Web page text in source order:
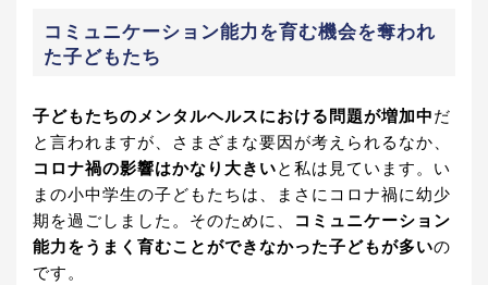
コミュニケーション能力を育む機会を奪われ
た子どもたち
子どもたちのメンタルヘルスにおける問題が増加中だ
と言われますが、さまざまな要因が考えられるなか、
コロナ禍の影響はかなり大きいと私は見ています。い
まの小中学生の子どもたちは、まさにコロナ禍に幼少
期を過ごしました。そのために、
コミュニケーション
能力をうまく育むことができなかった子どもが多いの
です。